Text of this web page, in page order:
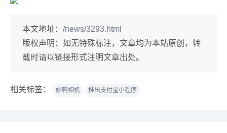
本文地址： /news/3293.html
版权声明： 如无特殊标注，文章均为本站原创，转
载时请以链接形式注明文章出处。
相关标签： 妙鸭相机 推出支付宝小程序